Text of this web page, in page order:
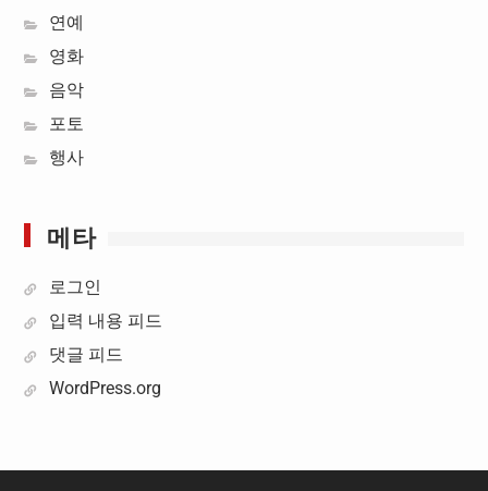
연예
영화
음악
포토
행사
메타
로그인
입력 내용 피드
댓글 피드
WordPress.org